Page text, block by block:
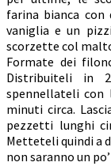
farina bianca
vaniglia e un
scorzette col
Formate dei
Distribuiteli in
spennellateli con
minuti circa.
pezzetti lunghi
Metteteli quindi a
non saranno un